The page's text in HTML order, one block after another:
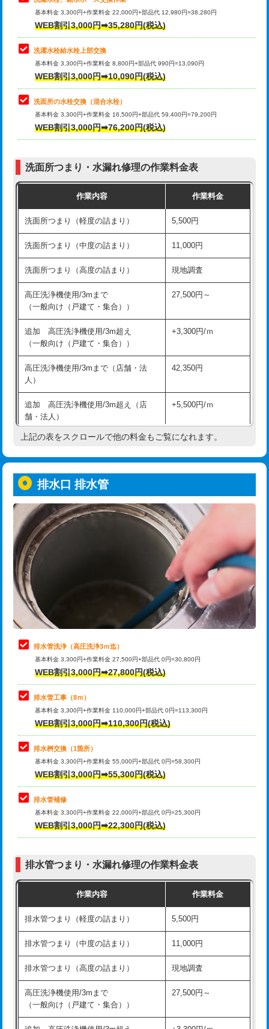
排水管工事（排水管工事/3ｍまで） 55,000円
排水管工事（追加 排水管工事/3ｍ超
え）
マス交換（土の掘削・埋め戻し作業）
マス交換（深さ50㎝未満）
マス交換（深さ50㎝以上）
モルタル補修（厚さ10㎝まで） 27,500円
モルタル補修（厚さ10㎝超え） 38,500円
洗面台設置 38,500円
バスタブ設置 現場見積
追加人工 16,500円
廃棄・処分 現場見積
※給水管工事は20mmまでの価格です。
その他部品の脱着
交換・取付（タンク）
交換・取付(単水栓（壁付・デッキ
式）)
交換・取付(混合水栓（壁付・デッキ
式・ワンホール）)
16,500円+材料費
（P/S/ポップアップ））
交換・取付（その他部品） 11,000円+材料費
持込商品取付（単水栓） 13,200円
持込商品取付（混合水栓） 16,500円
持込商品取付（浄水器・分岐水栓） 16,500円
給水管工事※（ホール加工) 16,500円
給水管工事※（バンド止め)
給水管工事※（支持金具設置) 5,500円
給水管工事※（保温材使用（バンド止
め込み）)
5,500円
給水管工事※（土の掘削・埋め戻し作
業)
11,000円
給水管工事※（塩ビ管（VP・HI）使
用/3ｍまで)
用（追加）/3ｍ超え)
給水管工事※（ライニング鋼管・銅
管・ポリ管・HT管使用/3ｍまで)
44,000円
給水管工事※（ライニング鋼管・銅
管・ポリ管・HT管使用/3ｍ超え)
+8,800円
排水管工事（土の掘削・埋め戻し作
業）
11,000円~
排水管工事（排水管工事/3ｍまで） 55,000円
排水管工事（追加 排水管工事/3ｍ超
え）
マス交換（土の掘削・埋め戻し作業）
マス交換（深さ50㎝未満）
マス交換（深さ50㎝以上）
コンクリート斫り（厚さ10㎝まで）
コンクリート斫り（厚さ10㎝超え）
モルタル補修（厚さ10㎝まで）
モルタル補修（厚さ10㎝超え）
追加人工 16,500円
現場見積
※給水管工事は20mmまでの価格です。
基本料金 3,300円+作業料金 22,000円+部品代 12,980円=38,280円
WEB割引3,000円➡35,280円(税込)
洗濯水栓給水栓上部交換
基本料金 3,300円+作業料金 8,800円+部品代 990円=13,090円
WEB割引3,000円➡10,090円(税込)
洗面所の水栓交換（混合水栓）
基本料金 3,300円+作業料金 16,500円+部品代 59,400円=79,200円
WEB割引3,000円➡76,200円(税込)
洗面所つまり・水漏れ修理の作業料金表
作業内容 作業料金
洗面所つまり（軽度の詰まり） 5,500円
洗面所つまり（中度の詰まり） 11,000円
洗面所つまり（高度の詰まり） 現地調査
高圧洗浄機使用/3mまで
（一般向け（戸建て・集合））
27,500円～
追加 高圧洗浄機使用/3m超え
（一般向け（戸建て・集合））
+3,300円/ｍ
高圧洗浄機使用/3mまで（店舗・法
人）
42,350円
追加 高圧洗浄機使用/3m超え（店
舗・法人）
+5,500円/ｍ
高度高圧洗浄換 現地調査
トーラー機使用/3mまで
追加トーラー機使用/3m超え +3,300円
カメラ調査 33,000円
桝清掃 8,800円
止水・漏水調査・防水処理・清掃・修
理・調整・分解・加工など（軽作業）
11,000円
止水・漏水調査・防水処理・清掃・修
理・調整・分解・加工など（中作業）
22,000円
止水・漏水調査・防水処理・清掃・修
理・調整・分解・加工など（重作業）
33,000円
その他部品の脱着
交換・取付（タンク）
交換・取付(単水栓（壁付・デッキ
式）)
交換・取付(混合水栓（壁付・デッキ
式・ワンホール）)
16,500円+材料費
交換・取付(排水栓・排水トラップ
交換・取付（その他部品） 11,000円+材料費
持込商品取付（単水栓） 13,200円
持込商品取付（混合水栓） 16,500円
持込商品取付（浄水器・分岐水栓） 16,500円
給水管工事※（ホール加工) 16,500円
給水管工事※（バンド止め) 3,300円
給水管工事※（支持金具設置)
上記の表をスクロールで他の料金もご覧になれます。
排水口 排水管
排水管洗浄（高圧洗浄3ｍ迄）
基本料金 3,300円+作業料金 27,500円+部品代 0円=30,800円
WEB割引3,000円➡27,800円(税込)
排水管工事（8ｍ）
基本料金 3,300円+作業料金 110,000円+部品代 0円=113,300円
WEB割引3,000円➡110,300円(税込)
排水桝交換（1箇所）
基本料金 3,300円+作業料金 55,000円+部品代 0円=58,300円
WEB割引3,000円➡55,300円(税込)
排水管補修
基本料金 3,300円+作業料金 22,000円+部品代 0円=25,300円
WEB割引3,000円➡22,300円(税込)
排水管つまり・水漏れ修理の作業料金表
作業内容 作業料金
排水管つまり（軽度の詰まり） 5,500円
排水管つまり（中度の詰まり） 11,000円
排水管つまり（高度の詰まり） 現地調査
高圧洗浄機使用/3mまで
（一般向け（戸建て・集合））
27,500円～